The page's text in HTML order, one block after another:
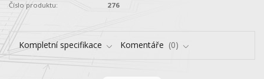
Číslo produktu: 276
Kompletní specifikace Komentáře 0